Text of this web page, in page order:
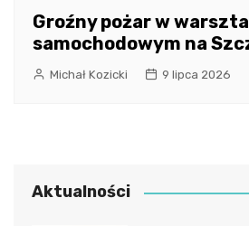
Groźny pożar w
samochodowym na
Michał Kozicki 9 lipca 2026
Aktualności